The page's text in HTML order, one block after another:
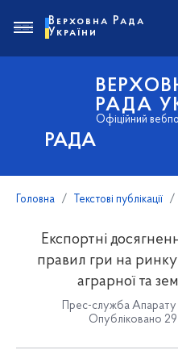
РАДА
РАДА
Офіційний
Верховна Рада
України
Головна Текстові публікації
Експортні
правил гри на
аграрної та
Прес-служба Апарату
Опубліковано 29